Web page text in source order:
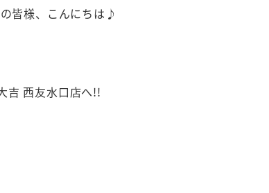
皆様、こんにちは♪
西友水口店へ!!